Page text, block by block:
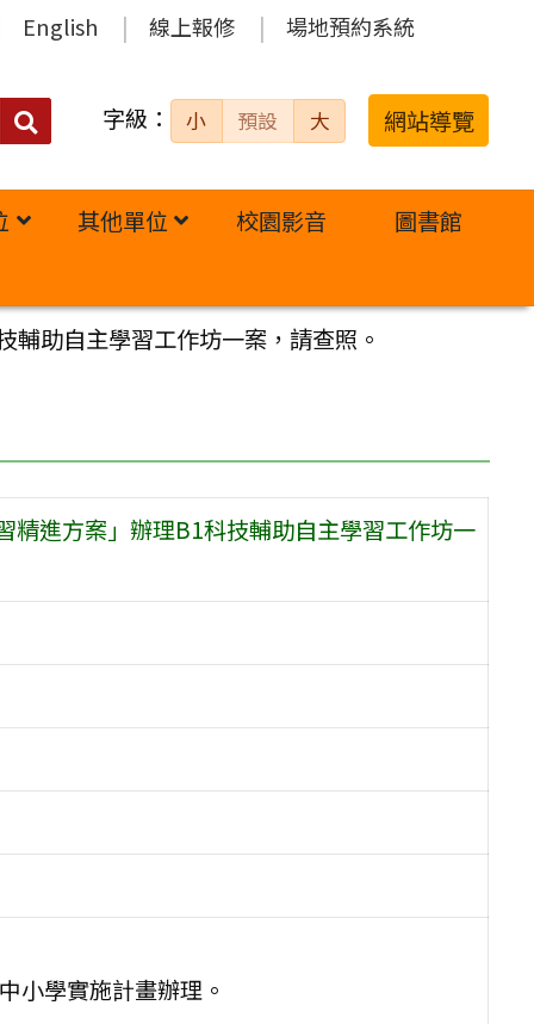
English 線上報修 場地預約系統
搜
字級： 小 預設 大 網站導覽
其他單位 校園影音
圖書館
助自主學習工作坊一案，請查照。
進方案」辦理B1科技輔助自主學習工作坊一
小學實施計畫辦理。